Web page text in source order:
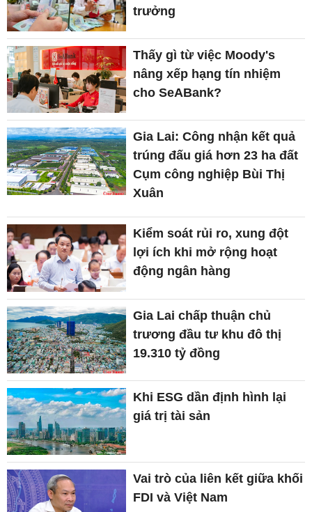
trưởng
Thấy gì từ việc Moody's
nâng xếp hạng tín nhiệm
cho SeABank?
Gia Lai: Công nhận kết quả
trúng đấu giá hơn 23 ha đất
Cụm công nghiệp Bùi Thị
Xuân
Kiểm soát rủi ro, xung đột
lợi ích khi mở rộng hoạt
động ngân hàng
Gia Lai chấp thuận chủ
trương đầu tư khu đô thị
19.310 tỷ đồng
Khi ESG dần định hình lại
giá trị tài sản
Vai trò của liên kết giữa khối
FDI và Việt Nam